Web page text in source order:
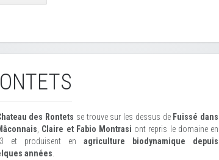
des Rontets se trouve sur les dessus de Fuissé dans
Claire et Fabio Montrasi ont repris le domaine en
et produisent en agriculture biodynamique depuis
années